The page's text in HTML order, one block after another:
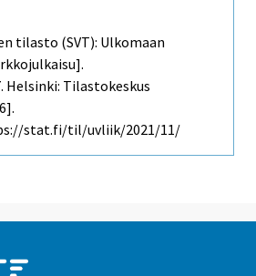
tilasto (SVT): Ulkomaan
Helsinki: Tilastokeskus
stat.fi/til/uvliik/2021/11/